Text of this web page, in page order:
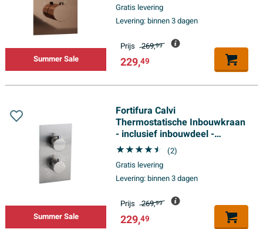
Summer Sale
Gratis levering
Levering:binnen 3 dagen
Prijs 269,99
229,49
Summer Sale
Fortifura Calvi
Thermostatische Inbouwkraan
- inclusief inbouwdeel -
geborsteld RVS PVD (RVS)
(2)
Gratis levering
Levering:binnen 3 dagen
Prijs 269,99
229,49